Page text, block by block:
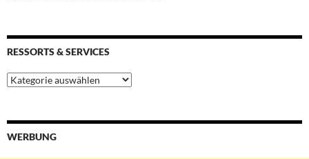
RESSORTS & SERVICES
Ressorts
&
WERBUNG